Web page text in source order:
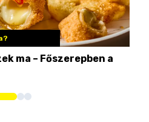
ma – Főszerepben a